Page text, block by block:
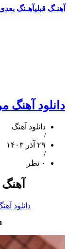
قبلیآهـنگ بعدی
آهنگ
دانلود آهنگ
آهنگ
دانلود آهنگ جدید
Afarin